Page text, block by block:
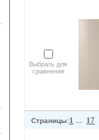
Выбрать для
сравнения
Страницы:1 17